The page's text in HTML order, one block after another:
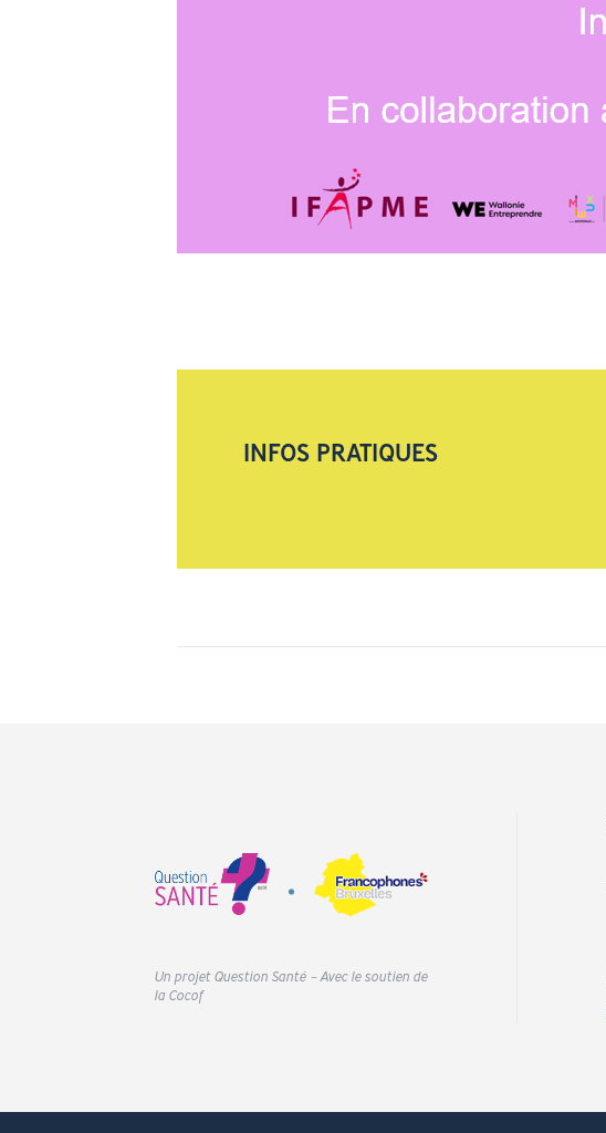
INFOS PRATIQUES
Un projet Question Santé – Avec le soutien de
la Cocof